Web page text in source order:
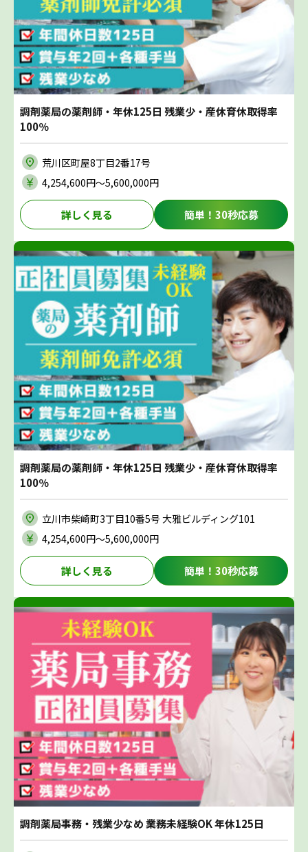
調剤薬局の薬剤師・年休125日 残業少・産休育休取得率
100％
荒川区町屋8丁目2番17号
4,254,600円〜5,600,000円
詳しく見る 簡単！30秒応募
調剤薬局の薬剤師・年休125日 残業少・産休育休取得率
100％
立川市柴崎町3丁目10番5号 大雅ビルディング101
4,254,600円〜5,600,000円
詳しく見る 簡単！30秒応募
調剤薬局事務・残業少なめ 業務未経験OK 年休125日